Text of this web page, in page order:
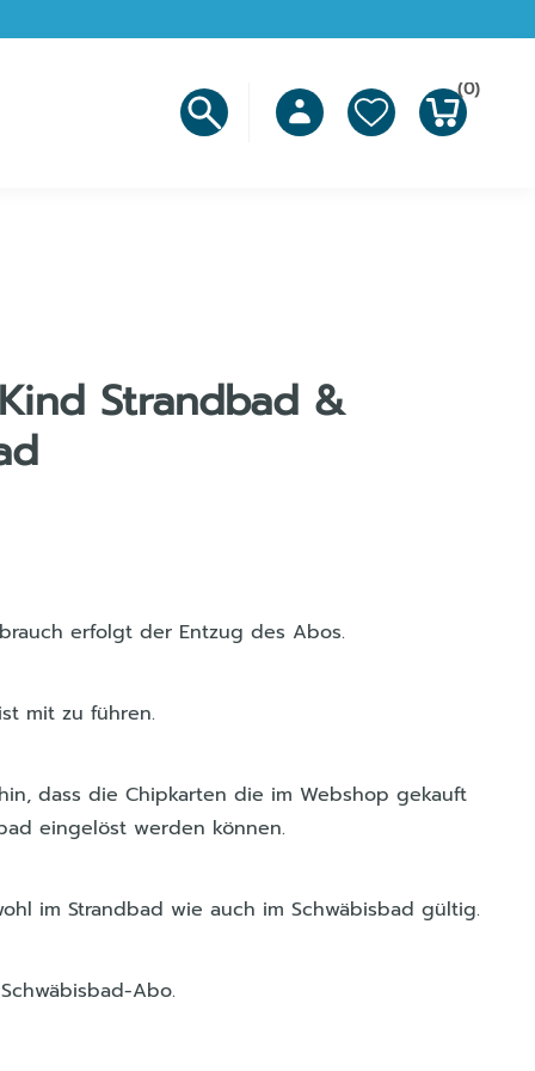
(0)
Strandbad &
erfolgt der Entzug des Abos.
mit zu führen.
dass die Chipkarten die im Webshop gekauft
eingelöst werden können.
im Strandbad wie auch im Schwäbisbad gültig.
Abo.